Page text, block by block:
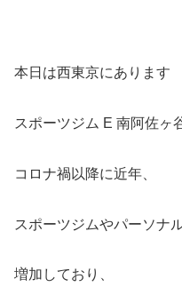
本日は西東京にあります
スポーツジム E 南阿佐ヶ
コロナ禍以降に近年、
スポーツジムやパーソナ
増加しており、